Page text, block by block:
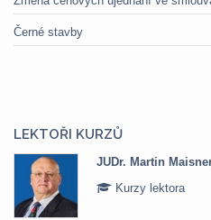
Černé stavby
LEKTOŘI KURZŮ
JUDr. Martin
Kurzy lektora